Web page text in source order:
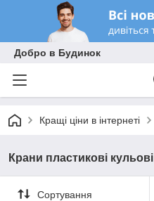
Добро в Будинок
Кращі ціни в інтернеті
Крани пластикові
Сортування